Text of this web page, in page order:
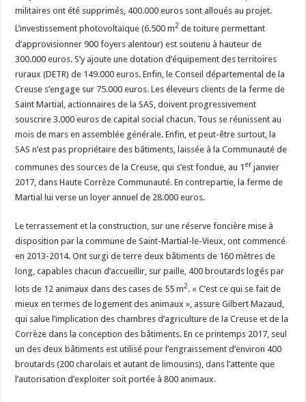
militaires ont été supprimés, 400.000 euros sont alloués au projet.
L’investissement photovoltaïque (6.500 m2 de toiture permettant
d’approvisionner 900 foyers alentour) est soutenu à hauteur de
300.000 euros. S’y ajoute une dotation d’équipement des territoires
ruraux (DETR) de 149.000 euros. Enfin, le Conseil départemental de la
Creuse s’engage sur 75.000 euros. Les éleveurs clients de la ferme de
Saint Martial, actionnaires de la SAS, doivent progressivement
souscrire 3.000 euros de capital social chacun. Tous se réunissent au
mois de mars en assemblée générale. Enfin, et peut-être surtout, la
SAS n’est pas propriétaire des bâtiments, laissée à la Communauté de
communes des sources de la Creuse, qui s’est fondue, au 1 er janvier
2017, dans Haute Corrèze Communauté. En contrepartie, la ferme de
Martial lui verse un loyer annuel de 28.000 euros.
Le terrassement et la construction, sur une réserve foncière mise à
disposition par la commune de Saint-Martial-le-Vieux, ont commencé
en 2013-2014. Ont surgi de terre deux bâtiments de 160 mètres de
long, capables chacun d’accueillir, sur paille, 400 broutards logés par
lots de 12 animaux dans des cases de 55 m2. « C’est ce qui se fait de
mieux en termes de logement des animaux », assure Gilbert Mazaud,
qui salue l’implication des chambres d’agriculture de la Creuse et de la
Corrèze dans la conception des bâtiments. En ce printemps 2017, seul
un des deux bâtiments est utilisé pour l’engraissement d’environ 400
broutards (200 charolais et autant de limousins), dans l’attente que
l’autorisation d’exploiter soit portée à 800 animaux.